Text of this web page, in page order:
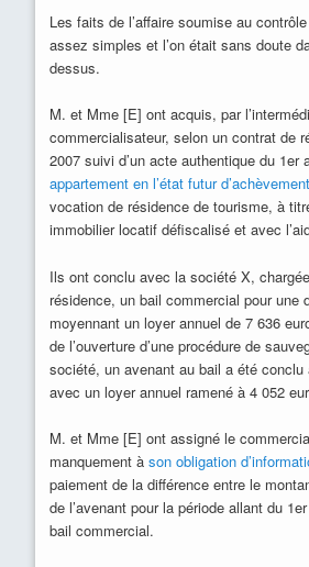
Les faits de l’affaire soumise au
assez simples et l’on était sans doute
dessus.
M. et Mme [E] ont acquis, par
commercialisateur, selon un contrat de
2007 suivi d’un acte authentique du 1er
appartement en l’état futur d’achèvement
vocation de résidence de tourisme, à
immobilier locatif défiscalisé et avec
Ils ont conclu avec la société X,
résidence, un bail commercial pour une
moyennant un loyer annuel de 7 636
de l’ouverture d’une procédure de
société, un avenant au bail a été conclu
avec un loyer annuel ramené à 4 052
M. et Mme [E] ont assigné le
manquement à son obligation
paiement de la différence entre le
de l’avenant pour la période allant du
bail commercial.